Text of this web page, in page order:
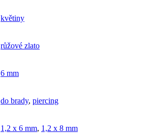
květiny
růžové zlato
6 mm
do brady, piercing
1,2 x 6 mm, 1,2 x 8 mm